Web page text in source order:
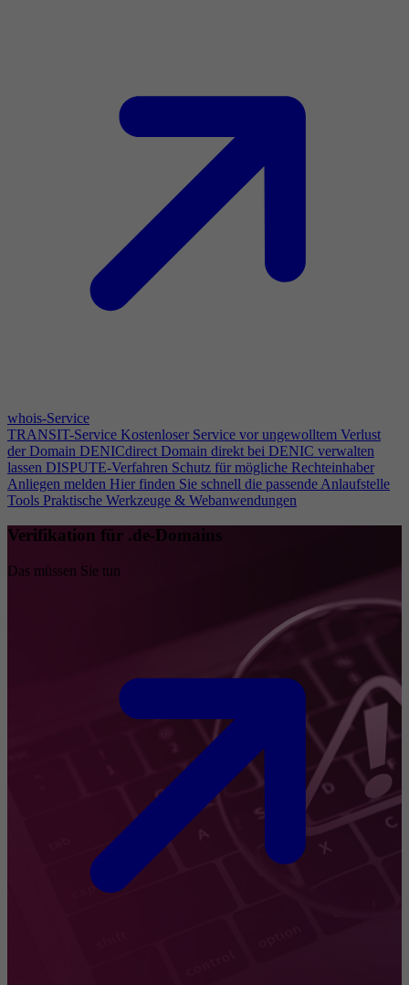
whois-Service
TRANSIT-Service Kostenloser Service vor ungewolltem Verlust
der Domain DENICdirect Domain direkt bei DENIC verwalten
lassen DISPUTE-Verfahren Schutz für mögliche Rechteinhaber
Anliegen melden Hier finden Sie schnell die passende Anlaufstelle
Tools Praktische Werkzeuge & Webanwendungen
Verifikation für .de-Domains
Das müssen Sie tun